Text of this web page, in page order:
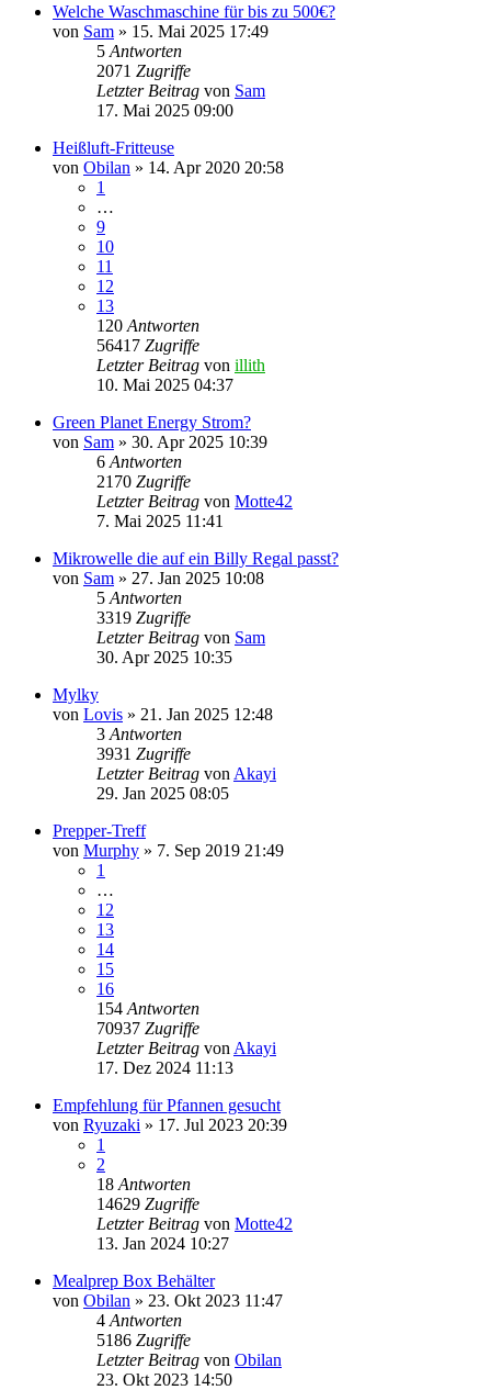
Welche Waschmaschine für bis zu 500€?
von Sam » 15. Mai 2025 17:49
5 Antworten
2071 Zugriffe
Letzter Beitrag von Sam
17. Mai 2025 09:00
Heißluft-Fritteuse
von Obilan » 14. Apr 2020 20:58
1
…
9
10
11
12
13
120 Antworten
56417 Zugriffe
Letzter Beitrag von illith
10. Mai 2025 04:37
Green Planet Energy Strom?
von Sam » 30. Apr 2025 10:39
6 Antworten
2170 Zugriffe
Letzter Beitrag von Motte42
7. Mai 2025 11:41
Mikrowelle die auf ein Billy Regal passt?
von Sam » 27. Jan 2025 10:08
5 Antworten
3319 Zugriffe
Letzter Beitrag von Sam
30. Apr 2025 10:35
Mylky
von Lovis » 21. Jan 2025 12:48
3 Antworten
3931 Zugriffe
Letzter Beitrag von Akayi
29. Jan 2025 08:05
Prepper-Treff
von Murphy » 7. Sep 2019 21:49
1
…
12
13
14
15
16
154 Antworten
70937 Zugriffe
Letzter Beitrag von Akayi
17. Dez 2024 11:13
Empfehlung für Pfannen gesucht
von Ryuzaki » 17. Jul 2023 20:39
1
2
18 Antworten
14629 Zugriffe
Letzter Beitrag von Motte42
13. Jan 2024 10:27
Mealprep Box Behälter
von Obilan » 23. Okt 2023 11:47
4 Antworten
5186 Zugriffe
Letzter Beitrag von Obilan
23. Okt 2023 14:50